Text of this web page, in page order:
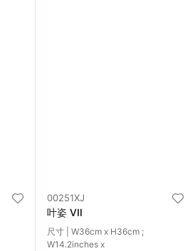
00251XJ
叶姿 VII
尺寸 | W36cm x H36cm ;
W14.2inches x